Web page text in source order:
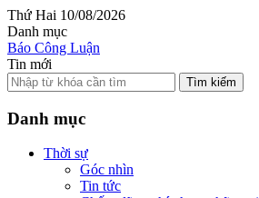
Thứ Hai 10/08/2026
Danh mục
Báo Công Luận
Tin mới
Tìm kiếm
Danh mục
Thời sự
Góc nhìn
Tin tức